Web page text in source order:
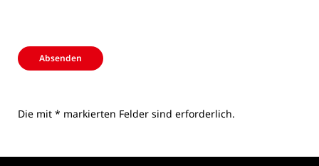
Absenden
Die mit * markierten Felder sind erforderlich.